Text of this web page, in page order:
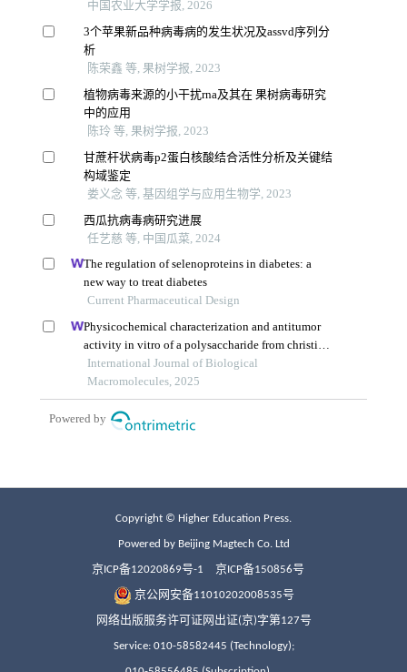
Copyright © Higher Education Press.
Powered by Beijing Magtech Co. Ltd
京ICP备12020869号-1 京ICP备150856号
京公网安备11010202008535号
网络出版服务许可证网出证(京)字第127号
Service: 010-58582445 (Technology);